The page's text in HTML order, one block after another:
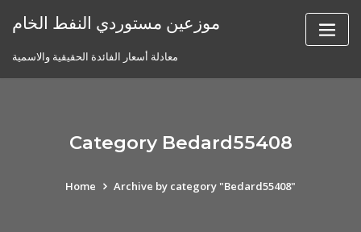
موزعين مستوردي النفط الخام
معادلة أسعار الفائدة الحقيقية والاسمية
Category Bedard55408
Home Archive by category "Bedard55408"